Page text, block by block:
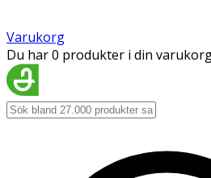
Varukorg
Du har 0 produkter i din